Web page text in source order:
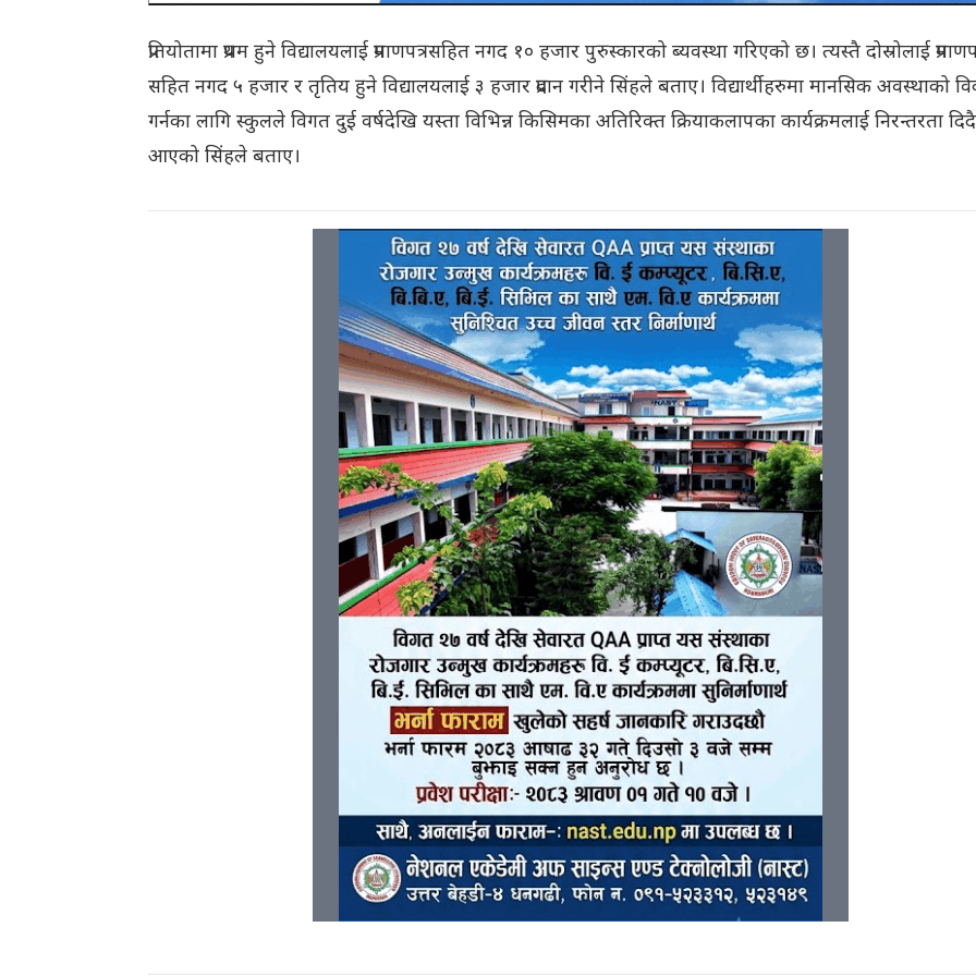
प्रतियोतामा प्रथम हुने विद्यालयलाई प्रमाणपत्रसहित नगद १० हजार पुरुस्कारको ब्यवस्था गरिएको छ। त्यस्तै दोस्रोलाई
सहित नगद ५ हजार र तृतिय हुने विद्यालयलाई ३ हजार प्रदान गरीने सिंहले बताए। विद्यार्थीहरुमा मानसिक अवस्थाको
गर्नका लागि स्कुलले विगत दुई वर्षदेखि यस्ता विभिन्न किसिमका अतिरिक्त क्रियाकलापका कार्यक्रमलाई निरन्तरता दिदै
आएको सिंहले बताए।